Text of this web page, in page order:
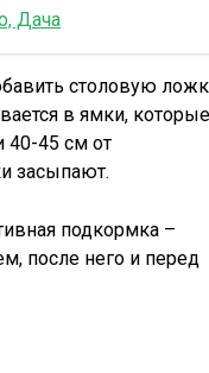
Дача
столовую
в ямки, которые
40-45 см от
засыпают.
подкормка –
после него и перед